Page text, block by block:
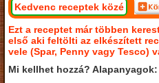
Kedvenc receptek közé
Ezt a receptet már többen
első aki feltölti az elkészített
vele (Spar, Penny vagy Tesco)
Mi kellhet hozzá? Alapanyagok: